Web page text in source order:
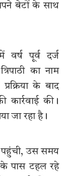
बेटों के साथ
वर्ष पूर्व दर्ज
का नाम
के बाद
कार्रवाई की।
जा रहा है।
उस समय
पास टहल रहे